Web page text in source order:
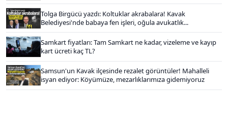
Tolga Birgücü yazdı: Koltuklar akrabalara! Kavak
Belediyesi'nde babaya fen işleri, oğula avukatlık...
Samkart fiyatları: Tam Samkart ne kadar, vizeleme ve kayıp
kart ücreti kaç TL?
Samsun'un Kavak ilçesinde rezalet görüntüler! Mahalleli
isyan ediyor: Köyümüze, mezarlıklarımıza gidemiyoruz